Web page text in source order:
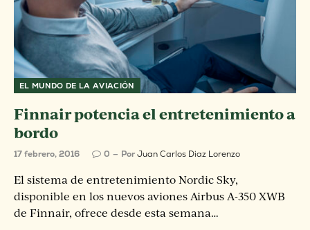
EL MUNDO DE LA AVIACIÓN
Finnair potencia el entretenimiento a
bordo
17 febrero, 2016 0 PorJuan Carlos Diaz Lorenzo
El sistema de entretenimiento Nordic Sky,
disponible en los nuevos aviones Airbus A-350 XWB
de Finnair, ofrece desde esta semana…